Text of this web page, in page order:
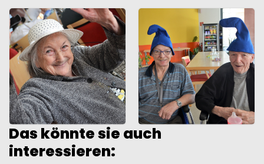
Das könnte sie auch
interessieren: